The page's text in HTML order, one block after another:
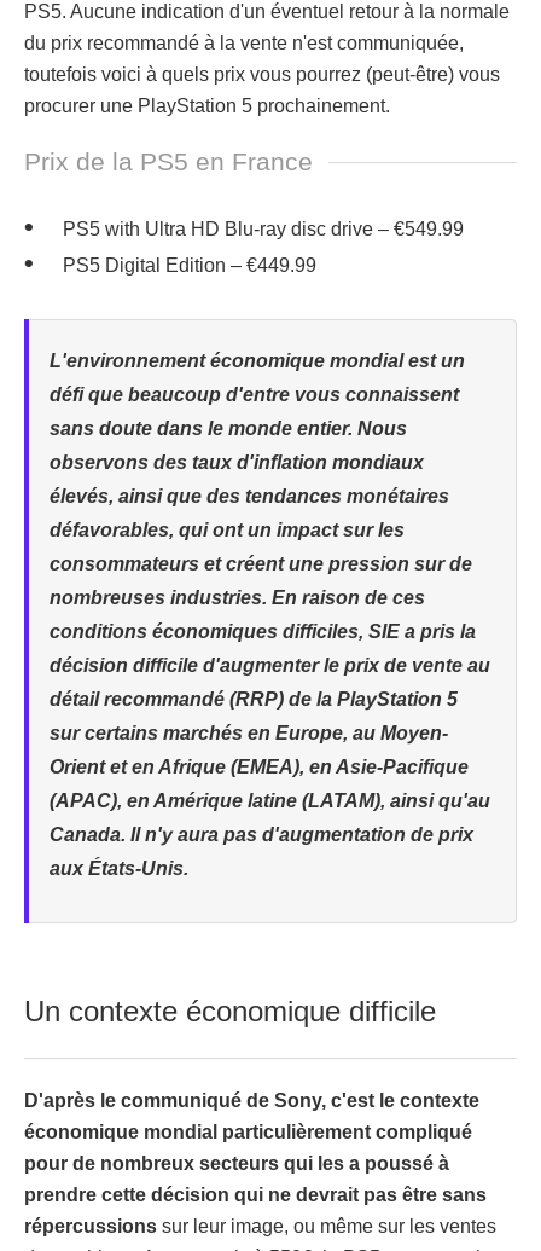
PS5. Aucune indication d'un éventuel retour à la normale
du prix recommandé à la vente n'est communiquée,
toutefois voici à quels prix vous pourrez (peut-être) vous
procurer une PlayStation 5 prochainement.
Prix de la PS5 en France
PS5 with Ultra HD Blu-ray disc drive – €549.99
PS5 Digital Edition – €449.99
L'environnement économique mondial est un
défi que beaucoup d'entre vous connaissent
sans doute dans le monde entier. Nous
observons des taux d'inflation mondiaux
élevés, ainsi que des tendances monétaires
défavorables, qui ont un impact sur les
consommateurs et créent une pression sur de
nombreuses industries. En raison de ces
conditions économiques difficiles, SIE a pris la
décision difficile d'augmenter le prix de vente au
détail recommandé (RRP) de la PlayStation 5
sur certains marchés en Europe, au Moyen-
Orient et en Afrique (EMEA), en Asie-Pacifique
(APAC), en Amérique latine (LATAM), ainsi qu'au
Canada. Il n'y aura pas d'augmentation de prix
aux États-Unis.
Un contexte économique difficile
D'après le communiqué de Sony, c'est le contexte
économique mondial particulièrement compliqué
pour de nombreux secteurs qui les a poussé à
prendre cette décision qui ne devrait pas être sans
répercussions sur leur image, ou même sur les ventes